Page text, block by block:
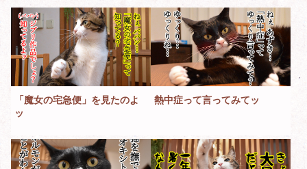
「魔女の宅急便」を見たのよ
ッ
熱中症って言ってみてッ